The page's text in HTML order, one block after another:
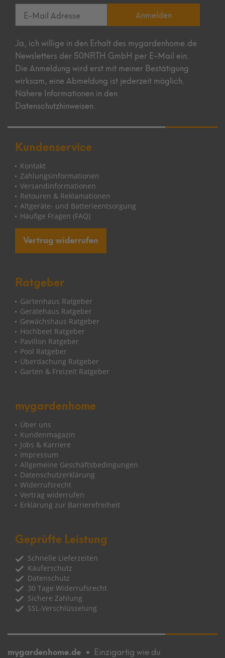
Anmelden
Ja, ich willige in den Erhalt des mygardenhome.de
Newsletters der 50NRTH GmbH per E-Mail ein.
Die Anmeldung wird erst mit meiner Bestätigung
wirksam, eine Abmeldung ist jederzeit möglich.
Nähere Informationen in den
Datenschutzhinweisen.
Kundenservice
Kontakt
Zahlungsinformationen
Versandinformationen
Retouren & Reklamationen
Altgeräte- und Batterieentsorgung
Häufige Fragen (FAQ)
Vertrag widerrufen
Ratgeber
Gartenhaus Ratgeber
Gerätehaus Ratgeber
Gewächshaus Ratgeber
Hochbeet Ratgeber
Pavillon Ratgeber
Pool Ratgeber
Überdachung Ratgeber
Garten & Freizeit Ratgeber
mygardenhome
Über uns
Kundenmagazin
Jobs & Karriere
Impressum
Allgemeine Geschäftsbedingungen
Datenschutzerklärung
Widerrufsrecht
Vertrag widerrufen
Erklärung zur Barrierefreiheit
Geprüfte Leistung
Schnelle Lieferzeiten
Käuferschutz
Datenschutz
30 Tage Widerrufsrecht
Sichere Zahlung
SSL-Verschlüsselung
mygardenhome.de Einzigartig wie du